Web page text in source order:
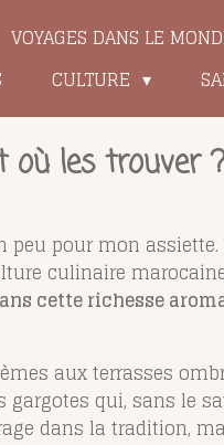
VOYAGES DANS LE
CULTURE
où les trouver
peu pour mon
culinaire
cette richesse
aux terrasses
qui, sans le
dans la tradition,